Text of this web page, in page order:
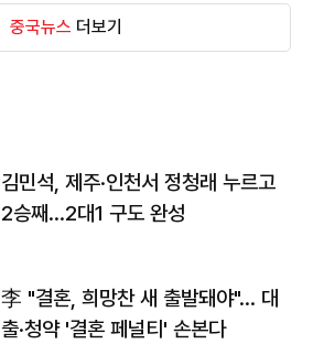
중국뉴스 더보기
김민석, 제주·인천서 정청래 누르고
2승째…2대1 구도 완성
李 "결혼, 희망찬 새 출발돼야"… 대
출·청약 '결혼 페널티' 손본다